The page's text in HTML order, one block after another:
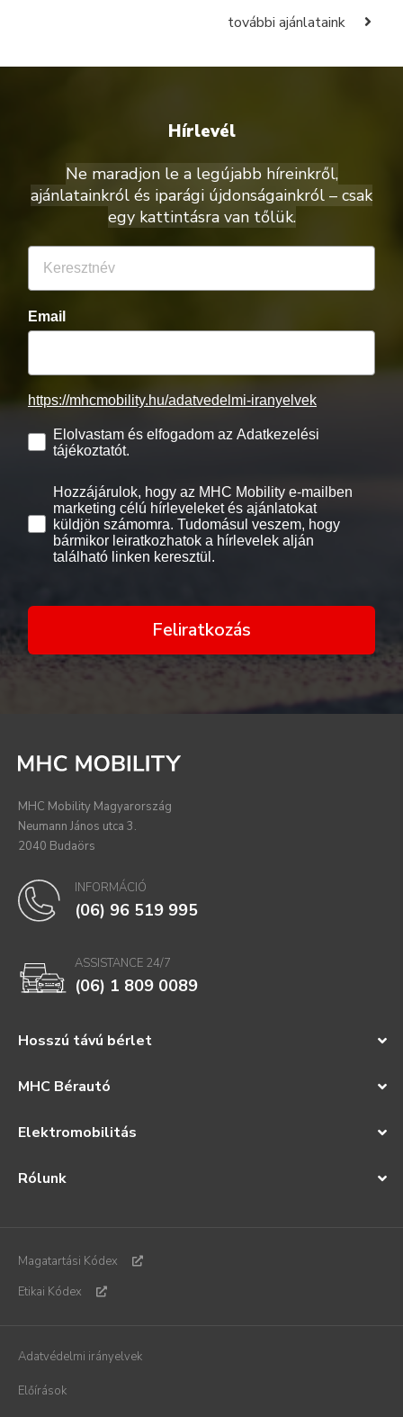
további ajánlataink
Hírlevél
Ne maradjon le a legújabb híreinkről,
ajánlatainkról és iparági újdonságainkról – csak
egy kattintásra van tőlük.
Email
https://mhcmobility.hu/adatvedelmi-iranyelvek
Elolvastam és elfogadom az Adatkezelési
tájékoztatót.
Hozzájárulok, hogy az MHC Mobility e-mailben
marketing célú hírleveleket és ajánlatokat
küldjön számomra. Tudomásul veszem, hogy
bármikor leiratkozhatok a hírlevelek alján
található linken keresztül.
Feliratkozás
Hosszú távú bérlet
MHC Bérautó
Elektromobilitás
Rólunk
MHC Mobility Magyarország
Neumann János utca 3.
2040 Budaörs
INFORMÁCIÓ
(06) 96 519 995
ASSISTANCE 24/7
(06) 1 809 0089
Magatartási Kódex
Etikai Kódex
Adatvédelmi irányelvek
Előírások